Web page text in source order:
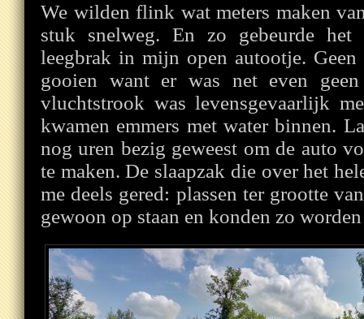
We wilden flink wat meters maken
stuk snelweg. En zo gebeurde
leegbrak in mijn open autootje.
gooien want er was net even
vluchtstrook was levensgevaarlijk
kwamen emmers met water binnen.
nog uren bezig geweest om de auto
te maken. De slaapzak die over het
me deels gered: plassen ter grootte
gewoon op staan en konden zo